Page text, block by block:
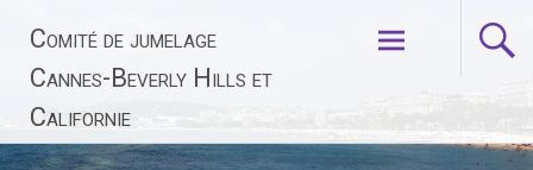
contenu
Comité de jumelage
Cannes-Beverly Hills et
Californie